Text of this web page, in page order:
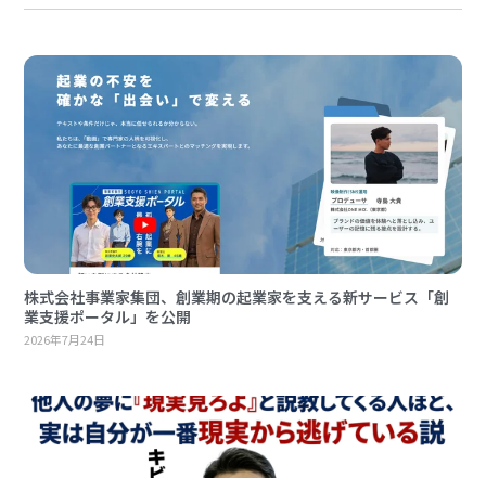
株式会社事業家集団、創業期の起業家を支える新サービス「創
業支援ポータル」を公開
2026年7月24日